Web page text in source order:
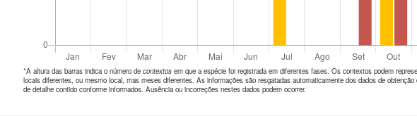
*A altura das barras indica o número de contextos em que a espécie foi registrada em diferentes fases. Os contextos podem
locais diferentes, ou mesmo local, mas meses diferentes. As informações são resgatadas automaticamente dos dados de obtenção
de detalhe contido conforme informados. Ausência ou incorreções nestes dados podem ocorrer.